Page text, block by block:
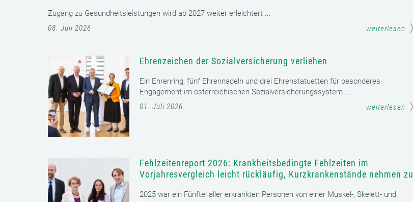
Zugang zu Gesundheitsleistungen wird ab 2027 weiter erleichtert ...
08. Juli 2026
weiterlesen
Ehrenzeichen der Sozialversicherung verliehen
Ein Ehrenring, fünf Ehrennadeln und drei Ehrenstatuetten für besonderes
Engagement im österreichischen Sozialversicherungssystem ...
01. Juli 2026
weiterlesen
Fehlzeitenreport 2026: Krankheitsbedingte Fehlzeiten im
Vorjahresvergleich leicht rückläufig, Kurzkrankenstände nehmen zu
2025 war ein Fünftel aller erkrankten Personen von einer Muskel-, Skelett- und